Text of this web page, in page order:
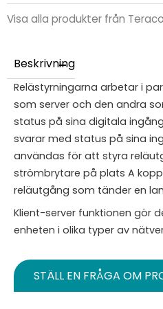
Visa alla produkter från
Beskrivning
Relästyrningarna arbetar i
som server och den andra
status på sina digitala
svarar med status på sina
användas för att styra
strömbrytare på plats A
reläutgång som tänder en
Klient-server funktionen gör
enheten i olika typer av
STÄLL EN FRÅGA OM